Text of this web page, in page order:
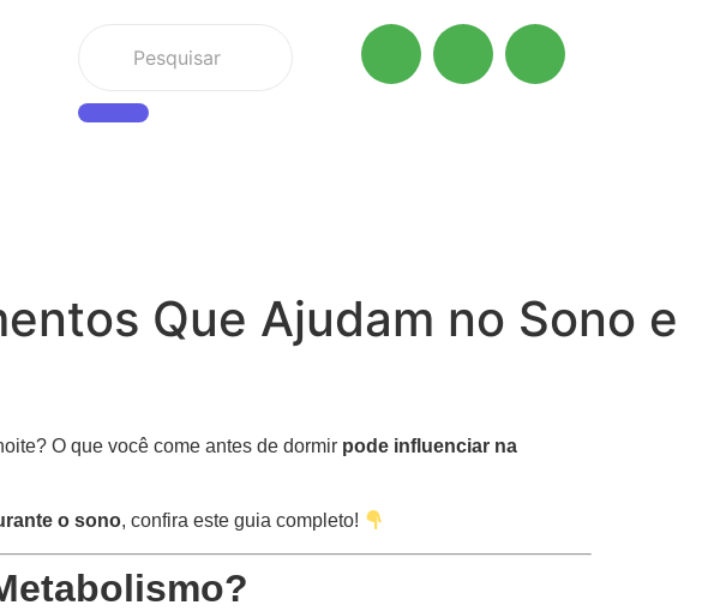
Que Ajudam no Sono e
O que você come antes de dormir pode influenciar na
o sono, confira este guia completo!